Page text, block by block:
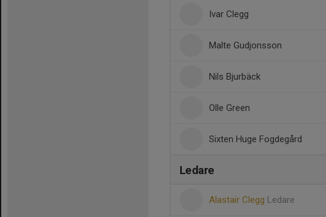
Ivar Clegg
Malte Gudjonsson
Nils Bjurbäck
Olle Green
Sixten Huge Fogdegård
Ledare
Alastair Clegg Ledare